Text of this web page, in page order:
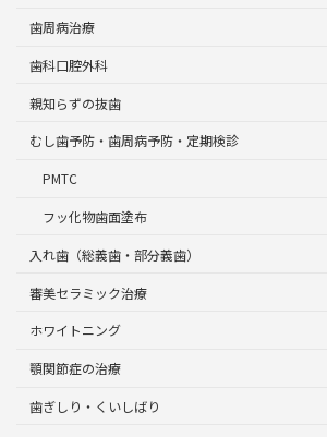
歯周病治療
歯科口腔外科
親知らずの抜歯
むし歯予防・歯周病予防・定期検診
PMTC
フッ化物歯面塗布
入れ歯（総義歯・部分義歯）
審美セラミック治療
ホワイトニング
顎関節症の治療
歯ぎしり・くいしばり